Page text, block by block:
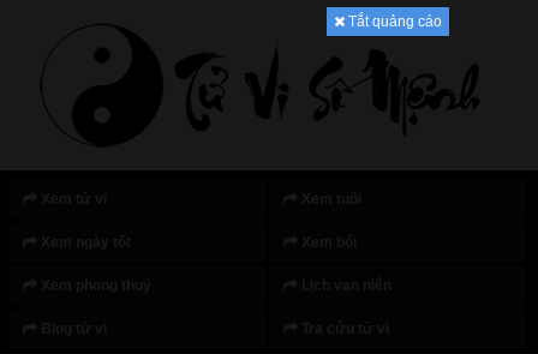
Tắt quảng cáo